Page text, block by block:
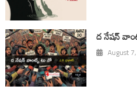
ద నేషన్
August